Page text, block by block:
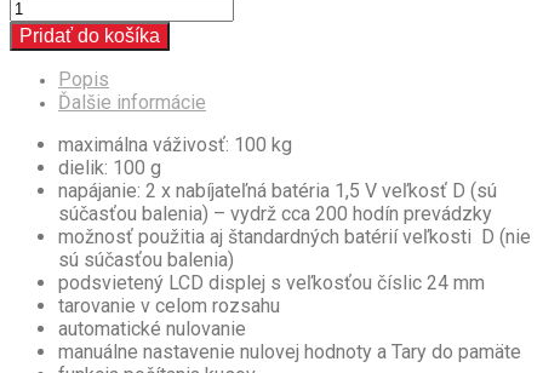
Pridať do košíka
Popis
Ďalšie informácie
maximálna váživosť: 100 kg
dielik: 100 g
napájanie: 2 x nabíjateľná batéria 1,5 V veľkosť D (sú
súčasťou balenia) – vydrž cca 200 hodín prevádzky
možnosť použitia aj štandardných batérií veľkosti D (nie
sú súčasťou balenia)
podsvietený LCD displej s veľkosťou číslic 24 mm
tarovanie v celom rozsahu
automatické nulovanie
manuálne nastavenie nulovej hodnoty a Tary do pamäte